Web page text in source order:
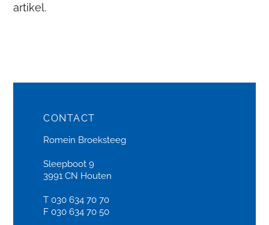
artikel.
CONTACT
Romein Broeksteeg
Sleepboot 9
3991 CN Houten
T 030 634 70 70
F 030 634 70 50